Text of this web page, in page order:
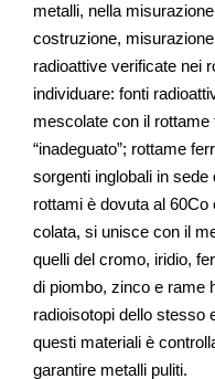
metalli, nella
costruzione,
radioattive verificate nei
individuare: fonti
mescolate con il
“inadeguato”; rottame
sorgenti inglobali in
rottami è dovuta al
colata, si unisce con il
quelli del cromo, iridio,
di piombo, zinco e rame
radioisotopi dello stesso
questi materiali è
garantire metalli puliti.